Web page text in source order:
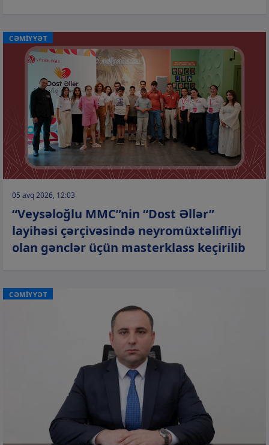
CƏMİYYƏT
05 avq 2026, 12:03
“Veysəloğlu MMC”nin “Dost Əllər”
layihəsi çərçivəsində neyromüxtəlifliyi
olan gənclər üçün masterklass keçirilib
CƏMİYYƏT